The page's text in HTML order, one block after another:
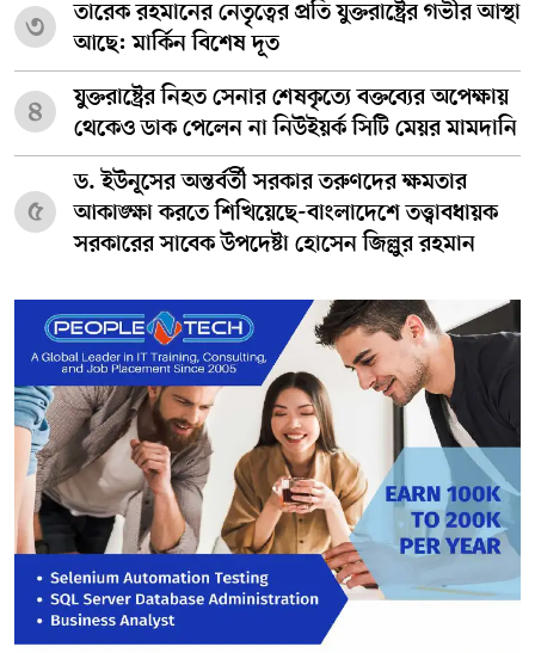
৩
তারেক রহমানের নেতৃত্বের প্রতি যুক্তরাষ্ট্রের গভীর আস্থা
আছে: মার্কিন বিশেষ দূত
৪
যুক্তরাষ্ট্রের নিহত সেনার শেষকৃত্যে বক্তব্যের অপেক্ষায়
থেকেও ডাক পেলেন না নিউইয়র্ক সিটি মেয়র মামদানি
৫
ড. ইউনূসের অন্তর্বর্তী সরকার তরুণদের ক্ষমতার
আকাঙ্ক্ষা করতে শিখিয়েছে-বাংলাদেশে তত্ত্বাবধায়ক
সরকারের সাবেক উপদেষ্টা হোসেন জিল্লুর রহমান